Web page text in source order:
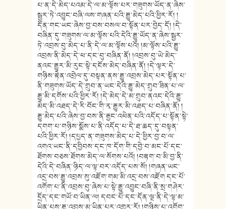
པ་ན་དེ་མེད་པའམ་དེ་ལ་མ་ལྟོས་པར་གཟུགས་ཡོད་ན་ཞེས་
སྦྱར་ཏེ་འབྱུང་བཞི་ལས་གཞན་པའི་རྒྱུ་མེད་པའི་ཕྱིར་རོ། །
དོན་གང་ཡང་ཞེས་བྱ་བས་བསལ་བ་སྟོན་པར་བྱེད་དོ། །དེ་
བཞིན་དུ་གཟུགས་ལ་མ་ལྟོས་པའི་དེའི་རྒྱུ་ཡོད་ན་ཞེས་སྦྱར་
ཏེ་འབྲས་བུ་མེད་པ་ནི་དེ་ལ་མ་ལྟོས་པའོ། །མ་ལྟོས་པའི་རྒྱུ་
འབྲས་ནི་མེད་དེ་ཕ་དང་བུ་བཞིན་ནོ། །འབྲས་བུ་ཡེ་མེད་
ནའང་རྒྱུར་མི་རུང་སྟེ་དངོས་མེད་བཞིན་ནོ། །དེ་ལྟར་དེ་
གཉིས་རྟེན་འབྲེལ་དུ་བསྟན་ནས་རྒྱུ་འབྲས་མེད་པར་སྟོན་པ་
ནི་གཟུགས་ཡོད་དེ་གྲུབ་ན་ཡང་དེའི་རྒྱུ་མེད་གྲུབ་ཟིན་པ་ལ་
རྒྱུ་མི་དགོས་པའི་ཕྱིར་རོ། །དེ་མེད་དེ་མ་གྲུབ་ནའང་དེའི་རྒྱུ་
མེད་མི་འཐད་དེ་རི་བོང་གི་རྭ་རྒྱུར་མི་འཐད་པ་བཞིན་ནོ། །
རྒྱུ་མེད་པའི་ཞེས་བྱ་བས་ནི་རྒྱང་འཕེན་པའི་འདོད་པ་སྟོན་སྟེ་
དགག་པ་གཉིས་སྨོས་པ་ནི་འདོད་པ་དེ་ཐ་ཆད་དུ་བསྟན་
པའི་ཕྱིར་རོ། །དཔྱད་ན་གཟུགས་མེད་པ་དེ་ཕྱིར་བྱ་བ་ལ་
འགའ་ཡང་ནི་དབྱིབས་དང་ཁ་དོག་གི་དབྱེ་བ་མང་པོ་དང་
ཐོགས་བཅས་ཐོགས་མེད་ལ་སོགས་པའོ། །བརྟག་བ་མི་བྱ་ནི་
དེའི་དེ་བཞིན་ཉིད་ལ་ལྟ་བར་འདོད་པས་སོ། །གཞན་ཡང་
འདྲ་བས་རྒྱུ་འབྲས་སུ་འཇོག་གམ་མི་འདྲ་བས་འཇོག དང་པོ་
འགོག་པ་ནི་འབྲས་བུ་ཞེས་པ་སྟེ་རྒྱུ་འབྱུང་བཞི་ནི་སྲ་གཤེར་
དྲོད་དང་གཡོ་བ་ཡིན་ལ། དབང་པོ་དང་དོན་ལྔ་ནི་དེ་ལྟ་མ་